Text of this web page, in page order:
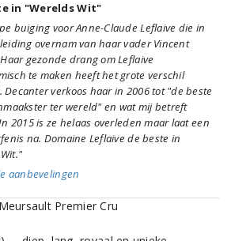
in "Werelds Wit"
buiging voor Anne-Claude Leflaive die in
overnam van haar vader Vincent
gezonde drang om Leflaive
te maken heeft het grote verschil
Decanter verkoos haar in 2006 tot "de beste
ter wereld" en wat mij betreft
2015 is ze helaas overleden maar laat een
na. Domaine Leflaive de beste in
aanbevelingen